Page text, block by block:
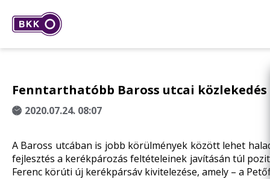
Fenntarthatóbb Baross utcai
2020.07.24. 08:07
A Baross utcában is jobb körülmények között lehet
fejlesztés a kerékpározás feltételeinek javításán túl
Ferenc körúti új kerékpársáv kivitelezése, amely – a